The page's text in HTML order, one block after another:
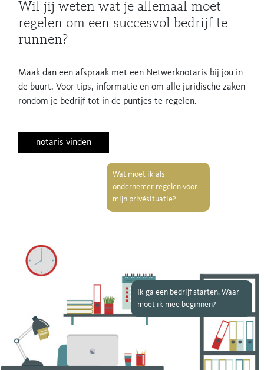
Wil jij weten wat je allemaal moet
regelen om een succesvol bedrijf te
runnen?
Maak dan een afspraak met een Netwerknotaris bij jou in
de buurt. Voor tips, informatie en om alle juridische zaken
rondom je bedrijf tot in de puntjes te regelen.
notaris vinden
Wat moet ik als
ondernemer regelen voor
mijn privésituatie?
Ik ga een bedrijf starten. Waar
moet ik mee beginnen?